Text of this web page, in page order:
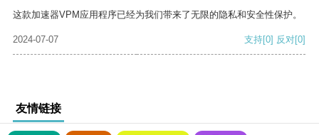
这款加速器VPM应用程序已经为我们带来了无限的隐私和安全性保护。
2024-07-07 支持[0] 反对[0]
友情链接